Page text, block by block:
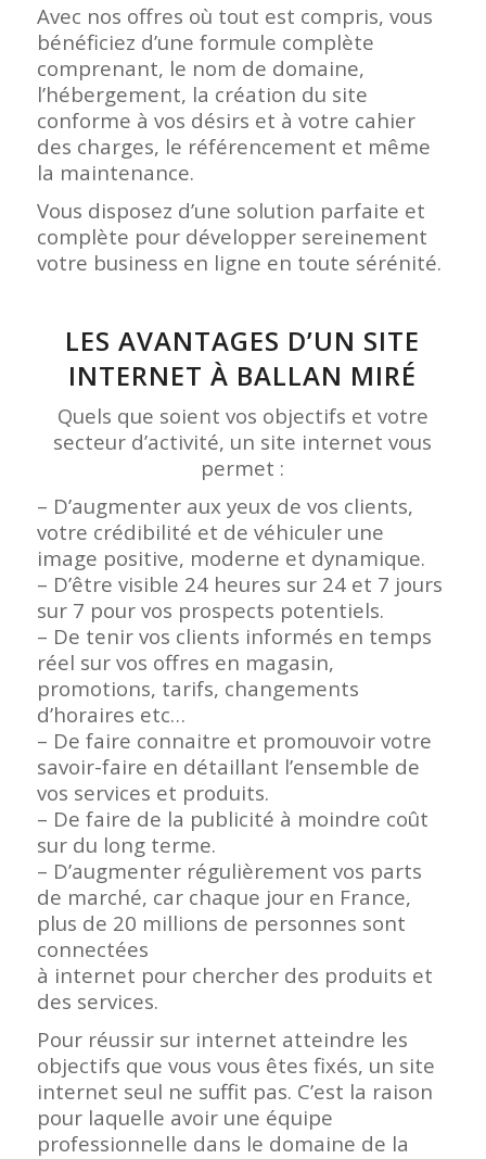
Avec nos offres où tout est compris, vous
bénéficiez d’une formule complète
comprenant, le nom de domaine,
l’hébergement, la création du site
conforme à vos désirs et à votre cahier
des charges, le référencement et même
la maintenance.
Vous disposez d’une solution parfaite et
complète pour développer sereinement
votre business en ligne en toute sérénité.
LES AVANTAGES D’UN SITE
INTERNET À BALLAN MIRÉ
Quels que soient vos objectifs et votre
secteur d’activité, un site internet vous
permet :
– D’augmenter aux yeux de vos clients,
votre crédibilité et de véhiculer une
image positive, moderne et dynamique.
– D’être visible 24 heures sur 24 et 7 jours
sur 7 pour vos prospects potentiels.
– De tenir vos clients informés en temps
réel sur vos offres en magasin,
promotions, tarifs, changements
d’horaires etc…
– De faire connaitre et promouvoir votre
savoir-faire en détaillant l’ensemble de
vos services et produits.
– De faire de la publicité à moindre coût
sur du long terme.
– D’augmenter régulièrement vos parts
de marché, car chaque jour en France,
plus de 20 millions de personnes sont
connectées
à internet pour chercher des produits et
des services.
Pour réussir sur internet atteindre les
objectifs que vous vous êtes fixés, un site
internet seul ne suffit pas. C’est la raison
pour laquelle avoir une équipe
professionnelle dans le domaine de la